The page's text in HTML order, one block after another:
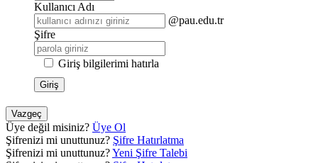
Kullanıcı Adı
@pau.edu.tr
Şifre
Giriş bilgilerimi hatırla
Giriş
Vazgeç
Üye değil misiniz? Üye Ol
Şifrenizi mi unuttunuz? Şifre Hatırlatma
Şifrenizi mi unuttunuz?Yeni Şifre Talebi